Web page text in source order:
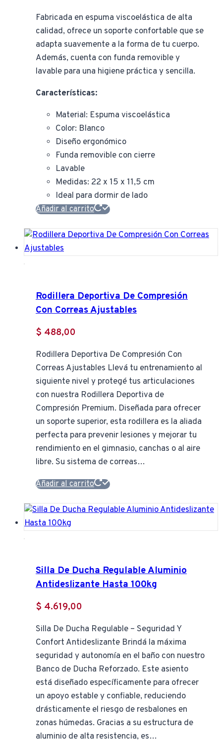
Fabricada en espuma viscoelástica de alta
calidad, ofrece un soporte confortable que se
adapta suavemente a la forma de tu cuerpo.
Además, cuenta con funda removible y
lavable para una higiene práctica y sencilla.
Características:
Material: Espuma viscoelástica
Color: Blanco
Diseño ergonómico
Funda removible con cierre
Lavable
Medidas: 22 x 15 x 11,5 cm
Ideal para dormir de lado
Añadir al carrito
Rodillera Deportiva De Compresión
Con Correas Ajustables
$ 488,00
Rodillera Deportiva De Compresión Con
Correas Ajustables Llevá tu entrenamiento al
siguiente nivel y protegé tus articulaciones
con nuestra Rodillera Deportiva de
Compresión Premium. Diseñada para ofrecer
un soporte superior, esta rodillera es la aliada
perfecta para prevenir lesiones y mejorar tu
rendimiento en el gimnasio, canchas o al aire
libre. Su sistema de correas…
Añadir al carrito
Silla De Ducha Regulable Aluminio
Antideslizante Hasta 100kg
$ 4.619,00
Silla De Ducha Regulable – Seguridad Y
Confort Antideslizante Brindá la máxima
seguridad y autonomía en el baño con nuestro
Banco de Ducha Reforzado. Este asiento
está diseñado específicamente para ofrecer
un apoyo estable y confiable, reduciendo
drásticamente el riesgo de resbalones en
zonas húmedas. Gracias a su estructura de
aluminio de alta resistencia, es…